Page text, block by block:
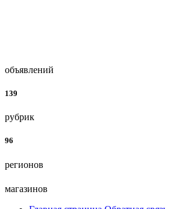
объявлений
139
рубрик
96
регионов
магазинов